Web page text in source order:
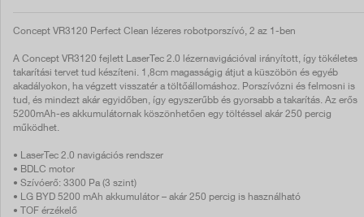
Concept VR3120 Perfect Clean lézeres robotporszívó, 2 az 1-ben
A Concept VR3120 fejlett LaserTec 2.0 lézernavigációval irányított, így tökéletes
takarítási tervet tud készíteni. 1,8cm magasságig átjut a küszöbön és egyéb
akadályokon, ha végzett visszatér a töltőállomáshoz. Porszívózni és felmosni is
tud, és mindezt akár egyidőben, így egyszerűbb és gyorsabb a takarítás. Az erős
5200mAh-es akkumulátornak köszönhetően egy töltéssel akár 250 percig
működhet.
• LaserTec 2.0 navigációs rendszer
• BDLC motor
• Szívóerő: 3300 Pa (3 szint)
• LG BYD 5200 mAh akkumulátor – akár 250 percig is használható
• TOF érzékelő